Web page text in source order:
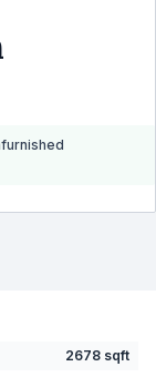
2678 sqft